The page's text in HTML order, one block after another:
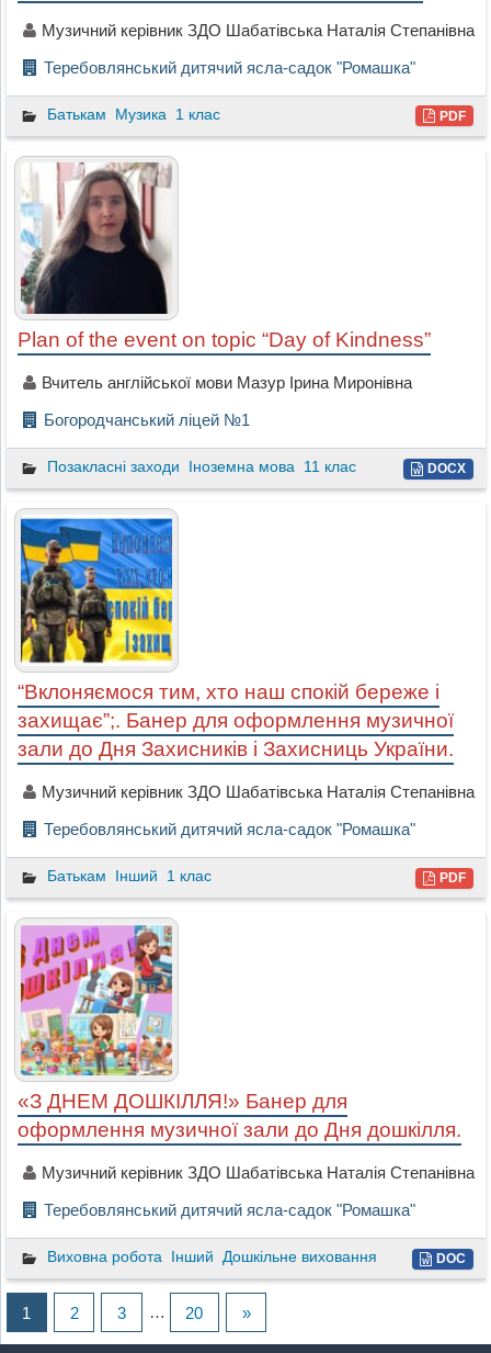
Музичний керівник ЗДО Шабатівська Наталія Степанівна
Теребовлянський дитячий ясла-садок "Ромашка"
Батькам Музика 1 клас PDF
Plan of the event on topic “Day of Kindness”
Вчитель англійської мови Мазур Ірина Миронівна
Богородчанський ліцей №1
Позакласні заходи Іноземна мова 11 клас DOCX
“Вклоняємося тим, хто наш спокій береже і
захищає”;. Банер для оформлення музичної
зали до Дня Захисників і Захисниць України.
Музичний керівник ЗДО Шабатівська Наталія Степанівна
Теребовлянський дитячий ясла-садок "Ромашка"
Батькам Інший 1 клас PDF
«З ДНЕМ ДОШКІЛЛЯ!» Банер для
оформлення музичної зали до Дня дошкілля.
Музичний керівник ЗДО Шабатівська Наталія Степанівна
Теребовлянський дитячий ясла-садок "Ромашка"
Виховна робота Інший Дошкільне виховання DOC
1 2 3 … 20 »